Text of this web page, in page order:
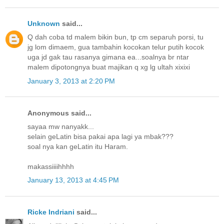
Unknown said...
Q dah coba td malem bikin bun, tp cm separuh porsi, tu
jg lom dimaem, gua tambahin kocokan telur putih kocok
uga jd gak tau rasanya gimana ea...soalnya br ntar
malem dipotongnya buat majikan q xg lg ultah xixixi
January 3, 2013 at 2:20 PM
Anonymous said...
sayaa mw nanyakk...
selain geLatin bisa pakai apa lagi ya mbak???
soal nya kan geLatin itu Haram.
makassiiiihhhh
January 13, 2013 at 4:45 PM
Ricke Indriani said...